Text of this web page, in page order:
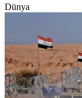
Dünya